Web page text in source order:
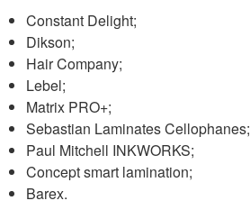
Constant Delight;
Dikson;
Hair Company;
Lebel;
Matrix PRO+;
Sebastian Laminates Cellophanes;
Paul Mitchell INKWORKS;
Concept smart lamination;
Barex.